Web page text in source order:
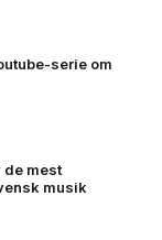
serie om
de mest
musik